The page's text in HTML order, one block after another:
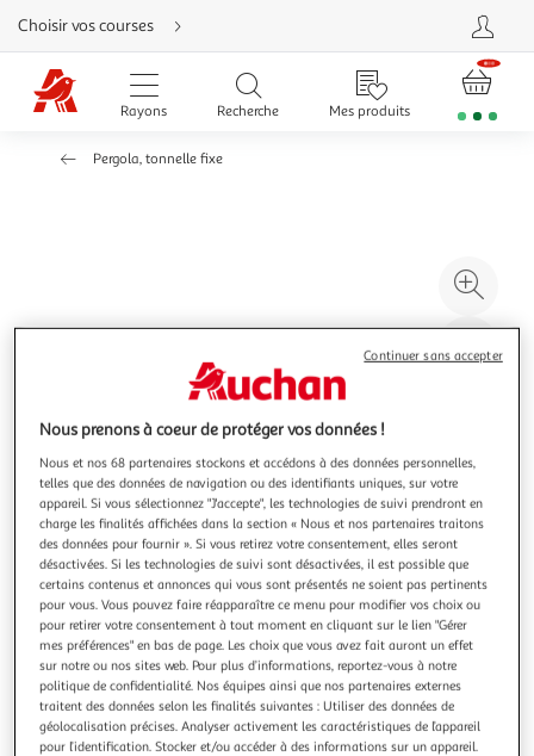
Aller
directement
au
contenu
Aller
directement
Aller
d'aide
Choisir vos courses
Rayons Recherche Mes produits
Pergola, tonnelle fixe
à
4.0 (1)
Pergola bioclimatique Autoportée - Aluminium -
Rideau manuel gris - 10,8m²
Vendu parCentrale Brico
Nous prenons à coeur de protéger vos données !
Nous et nos 68 partenaires stockons et accédons à des données personnelles,
telles que des données de navigation ou des identifiants uniques, sur votre
appareil. Si vous sélectionnez "J'accepte", les technologies de suivi prendront en
charge les finalités affichées dans la section « Nous et nos partenaires traitons
des données pour fournir ». Si vous retirez votre consentement, elles seront
désactivées. Si les technologies de suivi sont désactivées, il est possible que
certains contenus et annonces qui vous sont présentés ne soient pas pertinents
pour vous. Vous pouvez faire réapparaître ce menu pour modifier vos choix ou
pour retirer votre consentement à tout moment en cliquant sur le lien "Gérer
mes préférences" en bas de page. Les choix que vous avez fait auront un effet
sur notre ou nos sites web. Pour plus d’informations, reportez-vous à notre
politique de confidentialité. Nos équipes ainsi que nos partenaires externes
traitent des données selon les finalités suivantes : Utiliser des données de
géolocalisation précises. Analyser activement les caractéristiques de l’appareil
pour l’identification. Stocker et/ou accéder à des informations sur un appareil.
Continuer sans accepter